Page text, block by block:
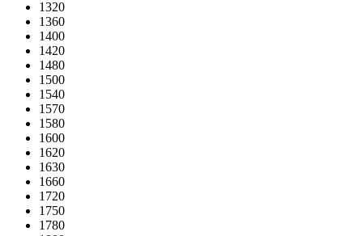
1320
1360
1400
1420
1480
1500
1540
1570
1580
1600
1620
1630
1660
1720
1750
1780